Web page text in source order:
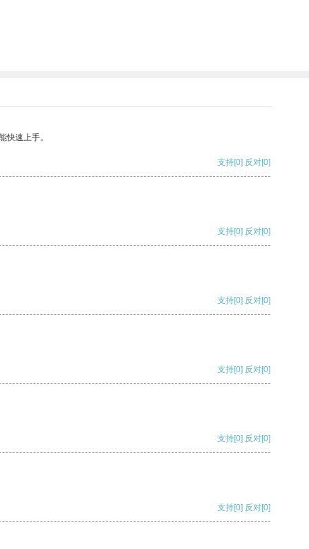
快速上手。
支持[0] 反对[0]
支持[0] 反对[0]
支持[0] 反对[0]
支持[0] 反对[0]
支持[0] 反对[0]
支持[0] 反对[0]